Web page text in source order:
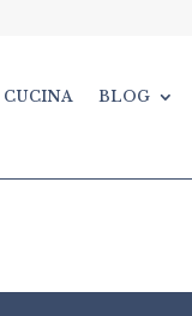
CUCINA BLOG